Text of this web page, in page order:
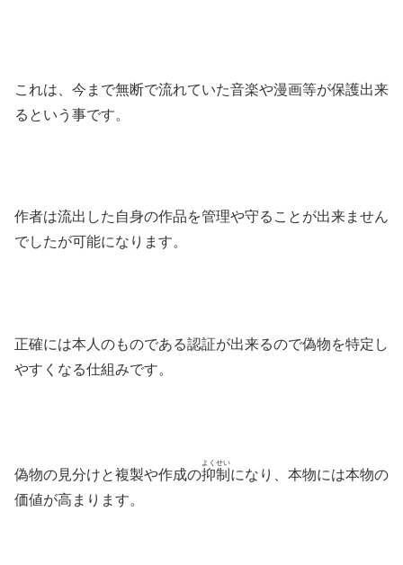
これは、今まで無断で流れていた音楽や漫画等が保護出来
るという事です。
作者は流出した自身の作品を管理や守ることが出来ません
でしたが可能になります。
正確には本人のものである認証が出来るので偽物を特定し
やすくなる仕組みです。
偽物の見分けと複製や作成の抑制
よくせい
になり、本物には本物の
価値が高まります。